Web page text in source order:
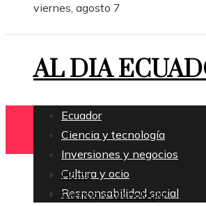
viernes, agosto 7
AL DIA
Ecuador
Ciencia y tecnología
Inversiones y negocios
Cultura y ocio
Responsabilidad social
Home
Ciencia y tecnología